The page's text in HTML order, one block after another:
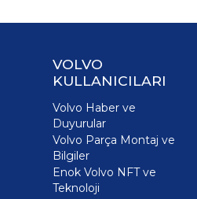
VOLVO
KULLANICILARI
Volvo Haber ve
Duyurular
Volvo Parça Montaj ve
Bilgiler
Enok Volvo NFT ve
Teknoloji